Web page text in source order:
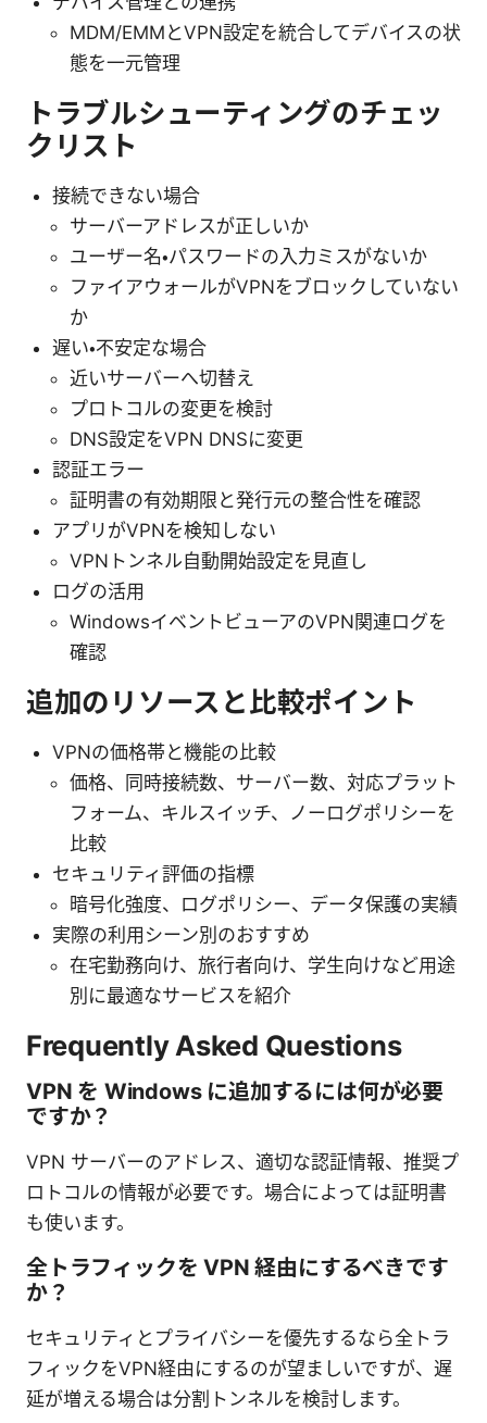
MDM/EMMとVPN設定を統合してデバイスの状
態を一元管理
トラブルシューティングのチェッ
クリスト
接続できない場合
サーバーアドレスが正しいか
ユーザー名・パスワードの入力ミスがないか
ファイアウォールがVPNをブロックしていない
か
遅い・不安定な場合
近いサーバーへ切替え
プロトコルの変更を検討
DNS設定をVPN DNSに変更
認証エラー
証明書の有効期限と発行元の整合性を確認
アプリがVPNを検知しない
VPNトンネル自動開始設定を見直し
ログの活用
WindowsイベントビューアのVPN関連ログを
確認
追加のリソースと比較ポイント
VPNの価格帯と機能の比較
価格、同時接続数、サーバー数、対応プラット
フォーム、キルスイッチ、ノーログポリシーを
比較
セキュリティ評価の指標
暗号化強度、ログポリシー、データ保護の実績
実際の利用シーン別のおすすめ
在宅勤務向け、旅行者向け、学生向けなど用途
別に最適なサービスを紹介
Frequently Asked Questions
VPN を Windows に追加するには何が必要
ですか？
VPN サーバーのアドレス、適切な認証情報、推奨プ
ロトコルの情報が必要です。場合によっては証明書
も使います。
全トラフィックを VPN 経由にするべきです
か？
セキュリティとプライバシーを優先するなら全トラ
フィックをVPN経由にするのが望ましいですが、遅
延が増える場合は分割トンネルを検討します。